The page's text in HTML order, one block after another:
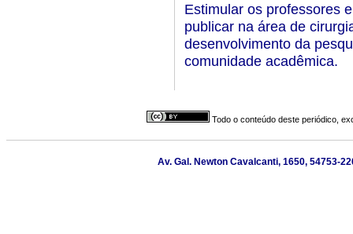
Estimular os professores
publicar na área de
desenvolvimento da
comunidade acadêmica.
Todo o conteúdo deste periódico,
Av. Gal. Newton Cavalcanti, 1650, 54753-